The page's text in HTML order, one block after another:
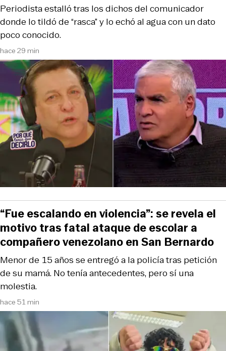
hace 29 min
Periodista estalló tras los dichos del comunicador
donde lo tildó de “rasca” y lo echó al agua con un dato
poco conocido.
hace 51 min
Menor de 15 años se entregó a la policía tras petición
de su mamá. No tenía antecedentes, pero sí una
molestia.
“Fue escalando en violencia”: se revela el
motivo tras fatal ataque de escolar a
compañero venezolano en San Bernardo